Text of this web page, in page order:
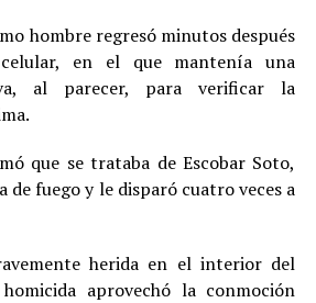
hombre regresó minutos después
en el que mantenía una
al parecer, para verificar la
que se trataba de Escobar Soto,
de fuego y le disparó cuatro veces a
herida en el interior del
aprovechó la conmoción